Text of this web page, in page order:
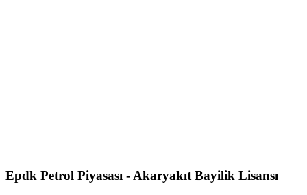
Epdk Petrol Piyasası - Akaryakıt Bayilik Lisansı